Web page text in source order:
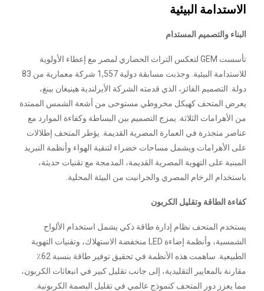
الاستدامة البيئية
البناء والتصميم المستدام
تأسست GEM لتعكس التراث الحضاري لمصر مع إعطاء الأولوية
للاستدامة البيئية. وجذبت مسابقة دولية 1,557 شركة معمارية من 83
دولة. التصميم الفائز، الذي قدمته الشركة الأيرلندية هينيغان بينغ،
يعرض المتحف كهيكل مخروطي مستوحى من أشعة الشمس الممتدة
من الأهرامات الثلاثة. يمزج التصميم بين البساطة وكفاءة الموارد مع
عناصر متجذرة في العمارة المصرية القديمة. يؤطر المتحف إطلالات
على الأهرامات ويشمل مساحات خضراء لتنقية الهواء وأنظمة التبريد
المبنية على التهوية المصرية القديمة، المدمجة مع تقنيات حديثة،
باستخدام الرخام المصري والجرانيت من البيئة المحلية.
كفاءة الطاقة وتقليل الكربون
يستخدم المتحف نظام إدارة طاقة ذكي يشمل استخدام الألواح
الشمسية، وأنظمة إضاءة LED منخفضة الاستهلاك، وتقنيات التهوية
الطبيعية. ساهمت هذه الأنظمة في تحقيق توفير طاقة بنسبة 62٪
مقارنة بالمعايير التقليدية، إلى جانب تقليل كبير في انبعاثات الكربون،
مما يعزز دور المتحف كنموذج عالمي في تقليل البصمة الكربونية.